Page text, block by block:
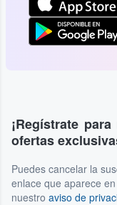
¡Regístrate
ofertas
Puedes cancelar la
enlace que aparece
nuestro aviso de